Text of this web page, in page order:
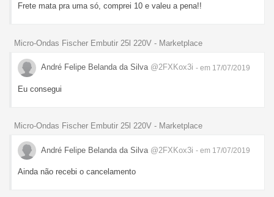
Frete mata pra uma só, comprei 10 e valeu a pena!!
Micro-Ondas Fischer Embutir 25l 220V - Marketplace
André Felipe Belanda da Silva @2FXKox3i - em 17/07/2019
Eu consegui
Micro-Ondas Fischer Embutir 25l 220V - Marketplace
André Felipe Belanda da Silva @2FXKox3i - em 17/07/2019
Ainda não recebi o cancelamento